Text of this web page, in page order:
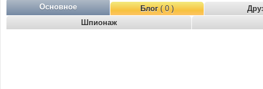
Основное Блог( 0 )
Шпионаж